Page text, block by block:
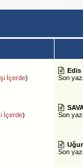
İçerde)
Edis
Son
İçerde)
Son
Son